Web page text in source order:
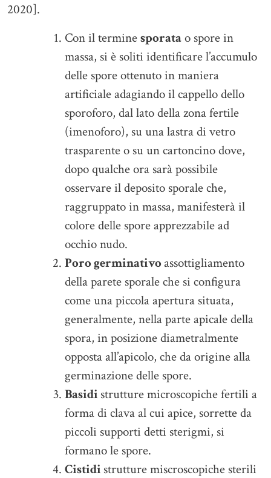
2020].
Con il terminesporatao spore in
massa, si è soliti identificare l’accumulo
delle spore ottenuto in maniera
artificiale adagiando il cappello dello
sporoforo, dal lato della zona fertile
(imenoforo), su una lastra di vetro
trasparente o su un cartoncino dove,
dopo qualche ora sarà possibile
osservare il deposito sporale che,
raggruppato in massa, manifesterà il
colore delle spore apprezzabile ad
occhio nudo.
Poro germinativoassottigliamento
della parete sporale che si configura
come una piccola apertura situata,
generalmente, nella parte apicale della
spora, in posizione diametralmente
opposta all’apicolo, che da origine alla
germinazione delle spore.
Basidi strutture microscopiche fertili a
forma di clava al cui apice, sorrette da
piccoli supporti detti sterigmi, si
formano le spore.
Cistidi strutture miscroscopiche sterili